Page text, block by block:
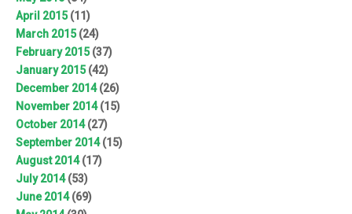
April 2015(11)
March 2015(24)
February 2015(37)
January 2015(42)
December 2014(26)
November 2014(15)
October 2014(27)
September 2014(15)
August 2014(17)
July 2014(53)
June 2014(69)